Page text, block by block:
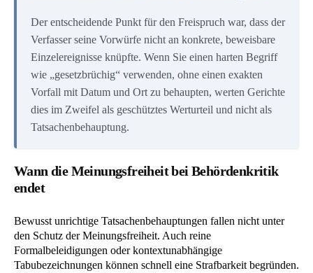
Der entscheidende Punkt für den Freispruch war, dass der
Verfasser seine Vorwürfe nicht an konkrete, beweisbare
Einzelereignisse knüpfte. Wenn Sie einen harten Begriff
wie „gesetzbrüchig“ verwenden, ohne einen exakten
Vorfall mit Datum und Ort zu behaupten, werten Gerichte
dies im Zweifel als geschütztes Werturteil und nicht als
Tatsachenbehauptung.
Wann die Meinungsfreiheit bei Behördenkritik
endet
Bewusst unrichtige Tatsachenbehauptungen fallen nicht unter
den Schutz der Meinungsfreiheit. Auch reine
Formalbeleidigungen oder kontextunabhängige
Tabubezeichnungen können schnell eine Strafbarkeit begründen.